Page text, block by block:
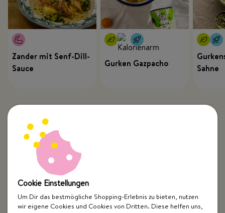
Zander mit Senf-Dill-
Sauce
Gurken Gazpacho
Sahne
Top Kategorien
Cookie Einstellungen
Um Dir das bestmögliche Shopping-Erlebnis zu bieten, nutzen
wir eigene Cookies und Cookies von Dritten. Diese helfen uns,